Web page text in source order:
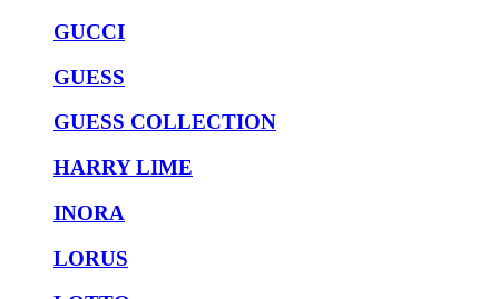
GUCCI
GUESS
GUESS COLLECTION
HARRY LIME
INORA
LORUS